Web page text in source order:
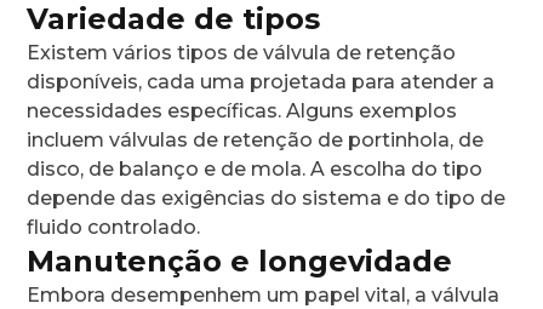
Variedade de tipos
Existem vários tipos de válvula de retenção
disponíveis, cada uma projetada para atender a
necessidades específicas. Alguns exemplos
incluem válvulas de retenção de portinhola, de
disco, de balanço e de mola. A escolha do tipo
depende das exigências do sistema e do tipo de
fluido controlado.
Manutenção e longevidade
Embora desempenhem um papel vital, a válvula